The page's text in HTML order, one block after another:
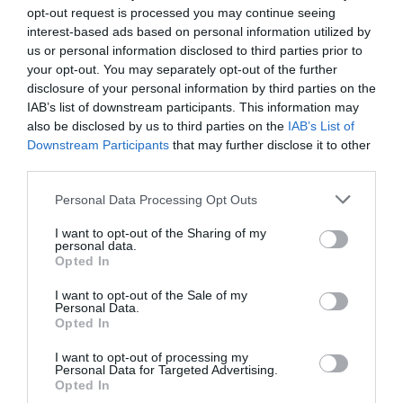
opt-out request is processed you may continue seeing
interest-based ads based on personal information utilized by
us or personal information disclosed to third parties prior to
your opt-out. You may separately opt-out of the further
disclosure of your personal information by third parties on the
IAB’s list of downstream participants. This information may
also be disclosed by us to third parties on the IAB’s List of
Downstream Participants that may further disclose it to other
Personal Data Processing Opt Outs
I want to opt-out of the Sharing of my
personal data.
Opted In
I want to opt-out of the Sale of my
Personal Data.
Opted In
I want to opt-out of processing my
Personal Data for Targeted Advertising.
Opted In
"Smo v resničnostnem šovu, kjer nas
najbolj zaostalih držav in polnijo z
alternativnimi resnicami po najslabšem zgledu
fake news," je dodal Marinček.
Na po njegovem mnenju nedopustne pritiske